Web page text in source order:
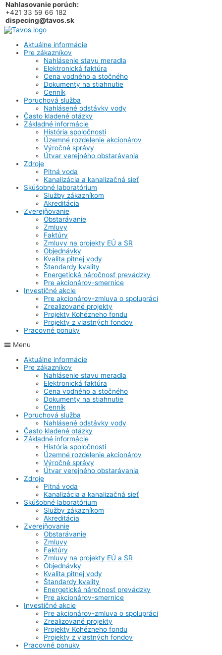
Nahlasovanie porúch:
+421 33 59 66 182
dispecing@tavos.sk
Aktuálne informácie
Pre zákazníkov
Nahlásenie stavu meradla
Elektronická faktúra
Cena vodného a stočného
Dokumenty na stiahnutie
Cenník
Poruchová služba
Nahlásené odstávky vody
Často kladené otázky
Základné informácie
História spoločnosti
Územné rozdelenie akcionárov
Výročné správy
Útvar verejného obstarávania
Zdroje
Pitná voda
Kanalizácia a kanalizačná sieť
Skúšobné laboratórium
Služby zákazníkom
Akreditácia
Zverejňovanie
Obstarávanie
Zmluvy
Faktúry
Zmluvy na projekty EÚ a SR
Objednávky
Kvalita pitnej vody
Štandardy kvality
Energetická náročnosť prevádzky
Pre akcionárov-smernice
Investičné akcie
Pre akcionárov-zmluva o spolupráci
Zrealizované projekty
Projekty Kohézneho fondu
Projekty z vlastných fondov
Pracovné ponuky
Menu
Aktuálne informácie
Pre zákazníkov
Nahlásenie stavu meradla
Elektronická faktúra
Cena vodného a stočného
Dokumenty na stiahnutie
Cenník
Poruchová služba
Nahlásené odstávky vody
Často kladené otázky
Základné informácie
História spoločnosti
Územné rozdelenie akcionárov
Výročné správy
Útvar verejného obstarávania
Zdroje
Pitná voda
Kanalizácia a kanalizačná sieť
Skúšobné laboratórium
Služby zákazníkom
Akreditácia
Zverejňovanie
Obstarávanie
Zmluvy
Faktúry
Zmluvy na projekty EÚ a SR
Objednávky
Kvalita pitnej vody
Štandardy kvality
Energetická náročnosť prevádzky
Pre akcionárov-smernice
Investičné akcie
Pre akcionárov-zmluva o spolupráci
Zrealizované projekty
Projekty Kohézneho fondu
Projekty z vlastných fondov
Pracovné ponuky